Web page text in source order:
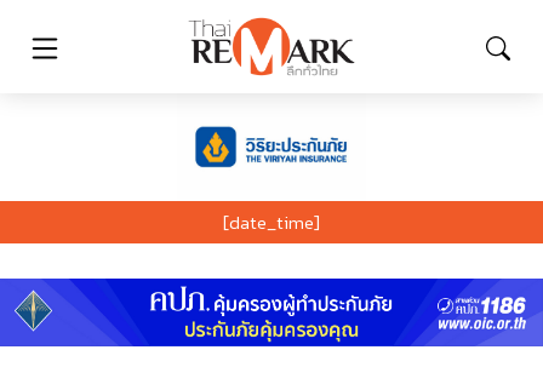
[date_time]